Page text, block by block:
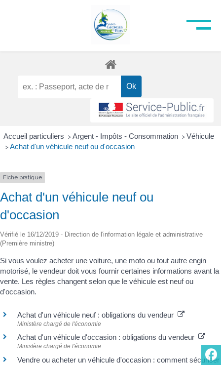
Accueil particuliers > Argent - Impôts - Consommation > Véhicule
> Achat d'un véhicule neuf ou d'occasion
Fiche pratique
Achat d'un véhicule neuf ou
d'occasion
Vérifié le 16/12/2019 - Direction de l'information légale et administrative
(Première ministre)
Si vous voulez acheter une voiture, une moto ou tout autre engin
motorisé, le vendeur doit vous fournir certaines informations avant la
vente. Les règles changent selon que le véhicule est neuf ou
d'occasion.
Achat d'un véhicule neuf : obligations du vendeur
Ministère chargé de l'économie
Achat d'un véhicule d'occasion : obligations du vendeur
Ministère chargé de l'économie
Vendre ou acheter un véhicule d'occasion : comment sécuriser